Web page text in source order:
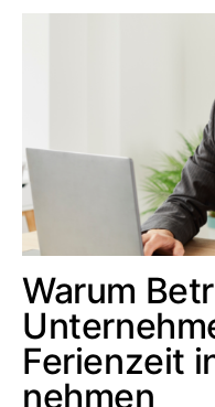
Warum
Ferienzeit
nehmen